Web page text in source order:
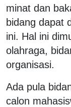
minat dan
bidang dapat
ini. Hal ini
olahraga,
organisasi.
Ada pula
calon